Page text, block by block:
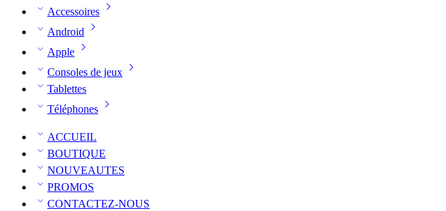
Accessoires
Android
Apple
Consoles de jeux
Tablettes
Téléphones
ACCUEIL
BOUTIQUE
NOUVEAUTES
PROMOS
CONTACTEZ-NOUS